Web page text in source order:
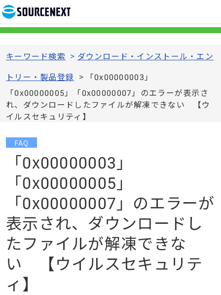
キーワード検索 > ダウンロード・インストール・エン
トリー・製品登録 >
「0x00000003」
「0x00000005」「0x00000007」のエラーが表示さ
れ、ダウンロードしたファイルが解凍できない 【ウ
イルスセキュリティ】
FAQ
「0x00000003」
「0x00000005」
「0x00000007」のエラーが
表示され、ダウンロードし
たファイルが解凍できな
い 【ウイルスセキュリテ
ィ】